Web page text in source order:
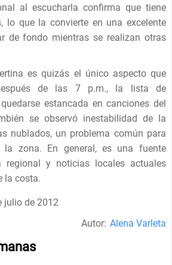
al escucharla confirma que tiene
lo que la convierte en una excelente
de fondo mientras se realizan otras
es quizás el único aspecto que
de las 7 p.m., la lista de
estancada en canciones del
se observó inestabilidad de la
nublados, un problema común para
la zona. En general, es una fuente
regional y noticias locales actuales
la costa.
julio de 2012
Autor: Alena Varleta